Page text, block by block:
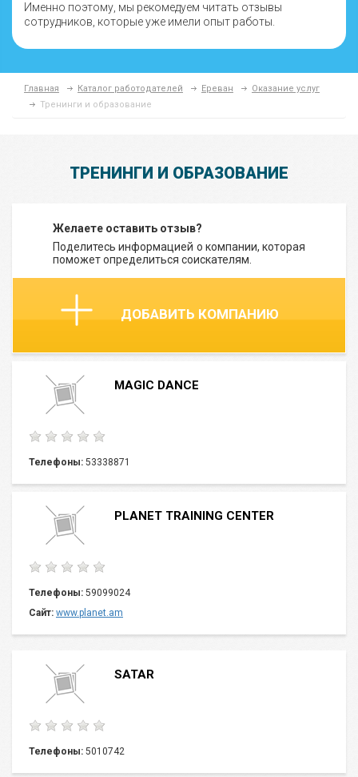
Именно поэтому, мы рекомедуем читать отзывы
сотрудников, которые уже имели опыт работы.
Главная Каталог работодателей Ереван
Оказание услуг
Тренинги и образование
ТРЕНИНГИ И ОБРАЗОВАНИЕ
Желаете оставить отзыв?
Поделитесь информацией о компании, которая
поможет определиться соискателям.
ДОБАВИТЬ КОМПАНИЮ
MAGIC DANCE
Телефоны: 53338871
PLANET TRAINING CENTER
Телефоны: 59099024
Сайт: www.planet.am
SATAR
Телефоны: 5010742